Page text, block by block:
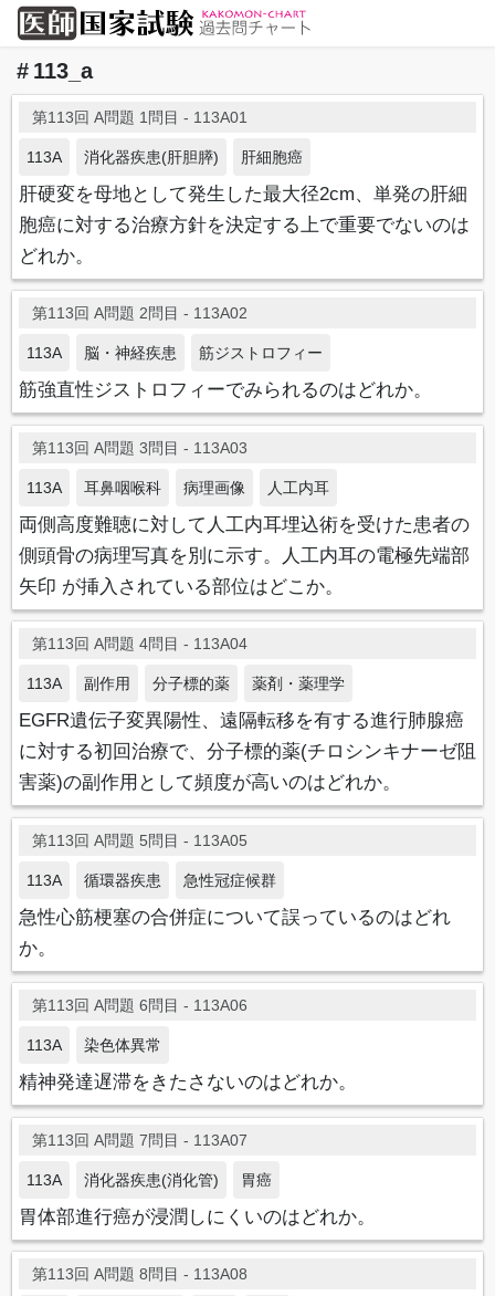
113_a
第113回 A問題 1問目 - 113A01
113A 消化器疾患(肝胆膵) 肝細胞癌
肝硬変を母地として発生した最大径2cm、単発の肝細
胞癌に対する治療方針を決定する上で重要でないのは
どれか。
第113回 A問題 2問目 - 113A02
113A 脳・神経疾患 筋ジストロフィー
筋強直性ジストロフィーでみられるのはどれか。
第113回 A問題 3問目 - 113A03
113A 耳鼻咽喉科 病理画像 人工内耳
両側高度難聴に対して人工内耳埋込術を受けた患者の
側頭骨の病理写真を別に示す。人工内耳の電極先端部
矢印 が挿入されている部位はどこか。
第113回 A問題 4問目 - 113A04
113A 副作用 分子標的薬 薬剤・薬理学
EGFR遺伝子変異陽性、遠隔転移を有する進行肺腺癌
に対する初回治療で、分子標的薬(チロシンキナーゼ阻
害薬)の副作用として頻度が高いのはどれか。
第113回 A問題 5問目 - 113A05
113A 循環器疾患 急性冠症候群
急性心筋梗塞の合併症について誤っているのはどれ
か。
第113回 A問題 6問目 - 113A06
113A 染色体異常
精神発達遅滞をきたさないのはどれか。
第113回 A問題 7問目 - 113A07
113A 消化器疾患(消化管) 胃癌
胃体部進行癌が浸潤しにくいのはどれか。
第113回 A問題 8問目 - 113A08